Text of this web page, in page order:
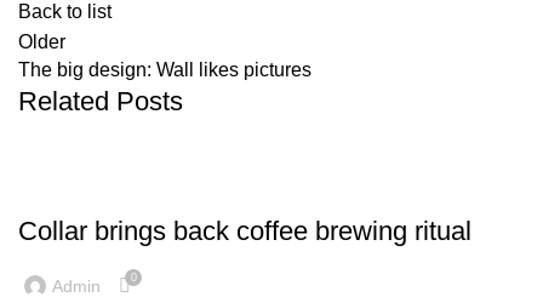
Back to list
Older
The big design: Wall likes pictures
Related Posts
Collar brings back coffee brewing ritual
Admin 0